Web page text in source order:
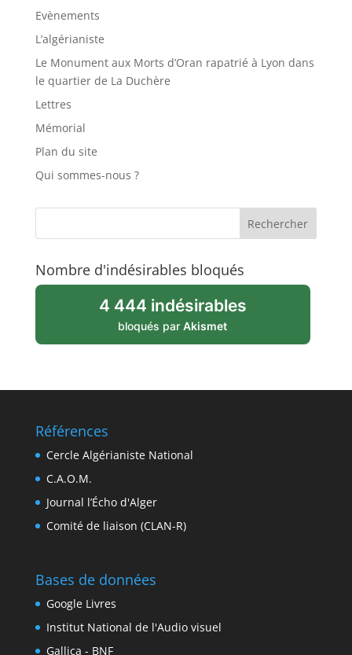
Evènements
L’algérianiste
Le Monument aux Morts d’Oran rapatrié à Lyon dans
le quartier de La Duchère
Lettres
Mémorial
Plan du site
Qui sommes-nous ?
Nombre d'indésirables bloqués
4 444 indésirables
bloqués parAkismet
Références
Cercle Algérianiste National
C.A.O.M.
Journal l’Écho d'Alger
Comité de liaison (CLAN-R)
Bases de données
Google Livres
Institut National de l'Audio visuel
Gallica - BNF